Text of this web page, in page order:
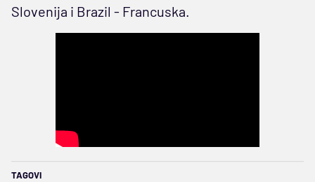
Slovenija i Brazil - Francuska.
TAGOVI